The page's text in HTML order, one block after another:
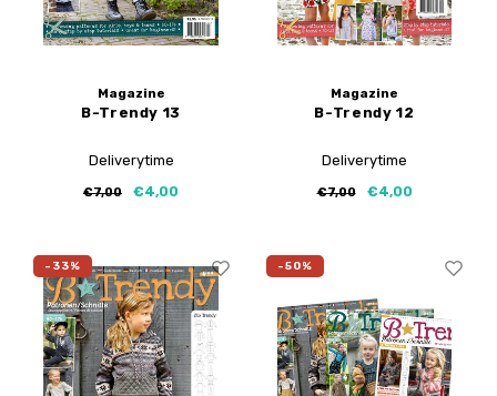
Magazine
B-Trendy 13
Deliverytime
€7,00 €4,00
Magazine
B-Trendy 12
Deliverytime
€7,00 €4,00
-33% -50%